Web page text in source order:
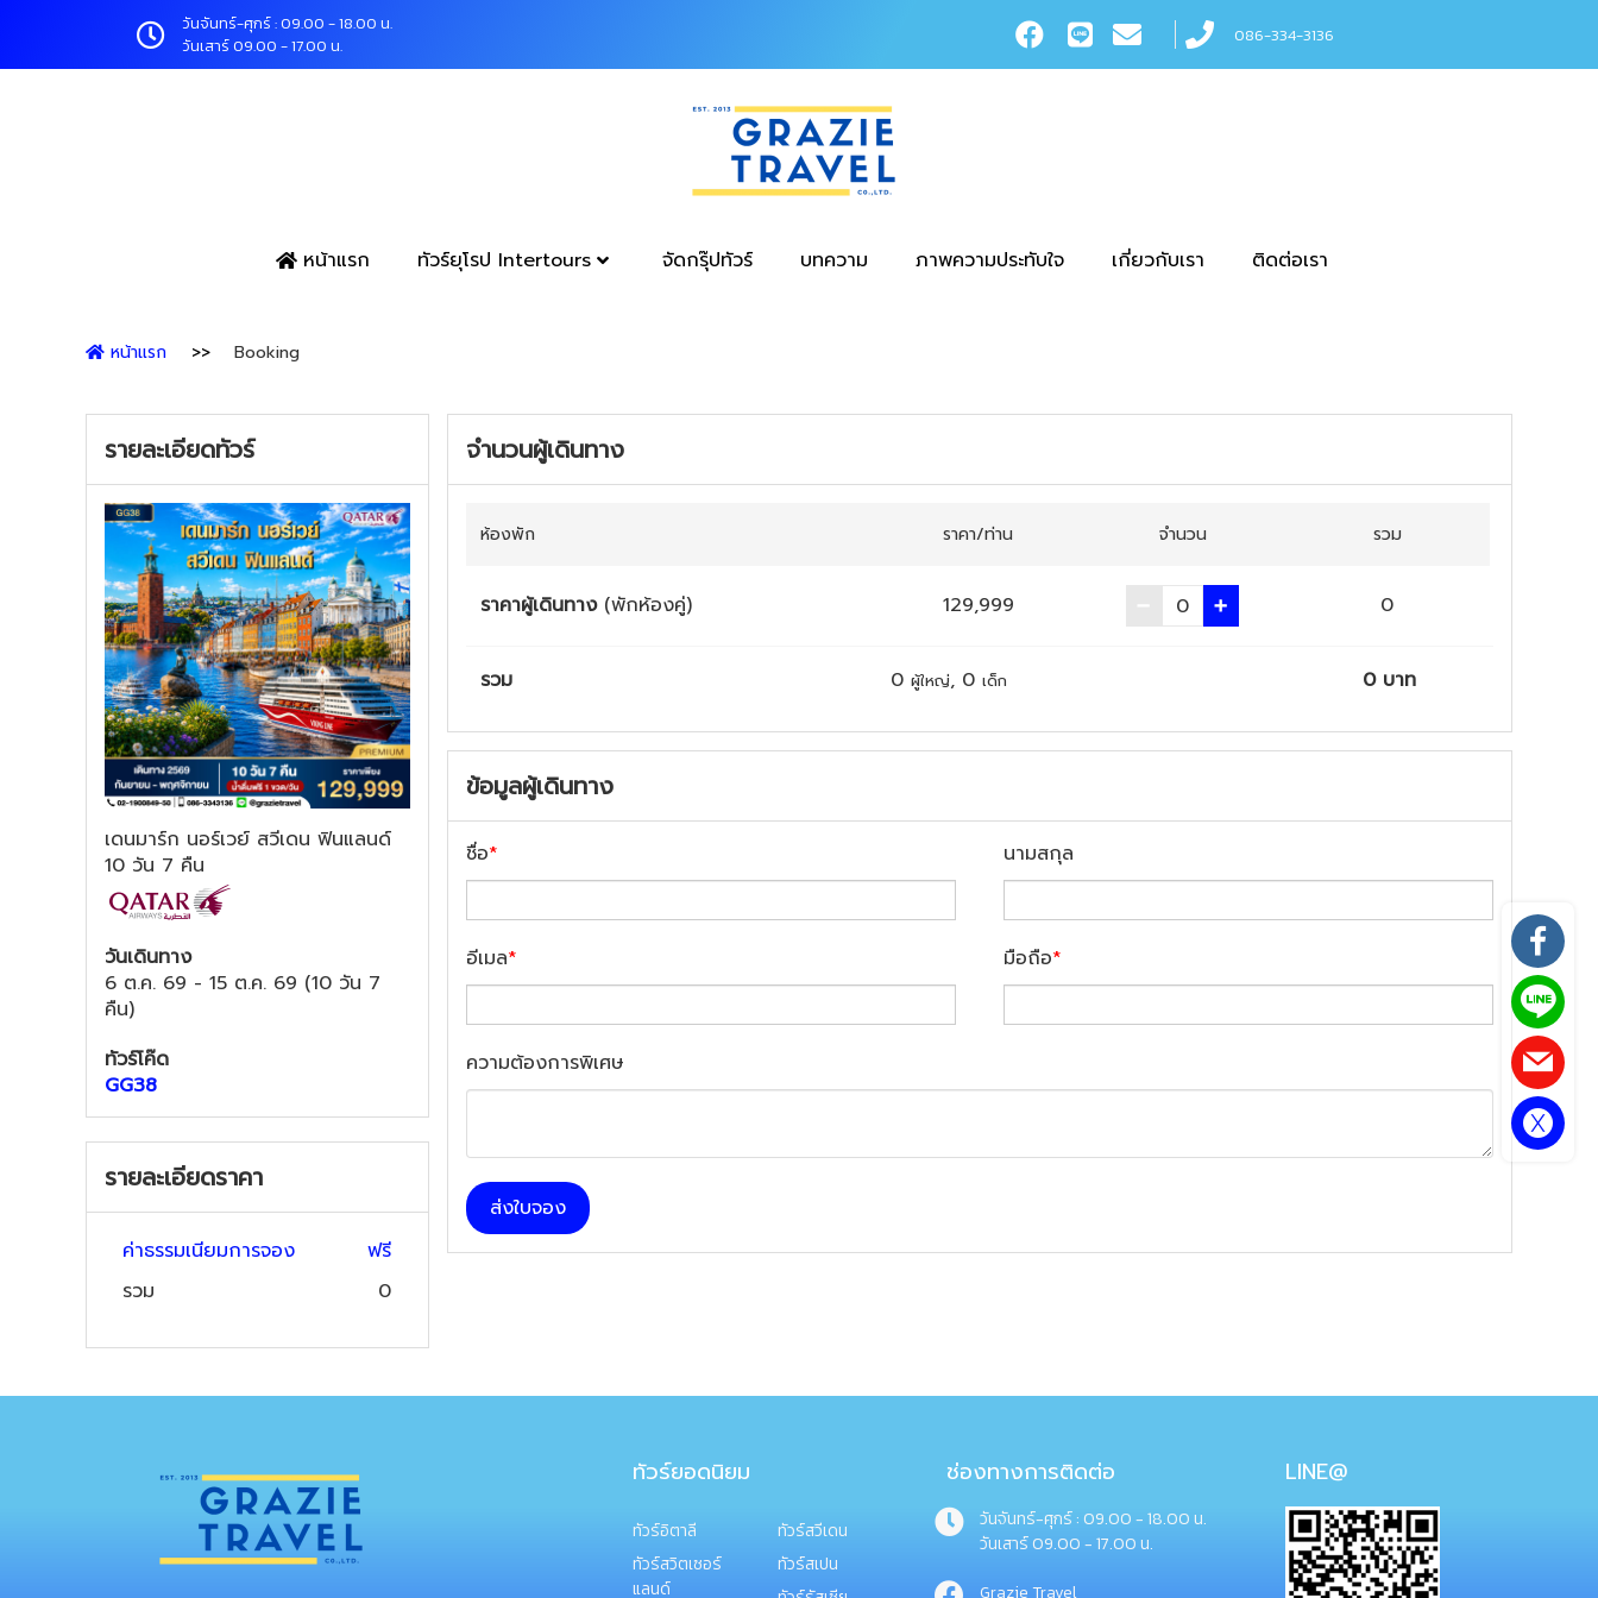
วันจันทร์-ศุกร์ : 09.00 - 18.00 น.
วันเสาร์ 09.00 - 17.00 น.
086-334-3136
หน้าแรก ทัวร์ยุโรป Intertours จัดกรุ๊ปทัวร์ บทความ ภาพความประทับใจ เกี่ยวกับเรา ติดต่อเรา
หน้าแรก Booking
รายละเอียดทัวร์
เดนมาร์ก นอร์เวย์ สวีเดน ฟินแลนด์
10 วัน 7 คืน
วันเดินทาง
6 ต.ค. 69 - 15 ต.ค. 69 (10 วัน 7
คืน)
ทัวร์โค๊ด
GG38
รายละเอียดราคา
ค่าธรรมเนียมการจอง
ฟรี
รวม
0
จำนวนผู้เดินทาง
ห้องพัก ราคา/ท่าน จำนวน รวม
ราคาผู้เดินทาง (พักห้องคู่) 129,999 0
รวม 0 ผู้ใหญ่, 0 เด็ก 0 บาท
ข้อมูลผู้เดินทาง
ชื่อ* นามสกุล
อีเมล* มือถือ*
ความต้องการพิเศษ
ส่งใบจอง
ทัวร์ยอดนิยม
ทัวร์อิตาลี
ทัวร์สวิตเซอร์
แลนด์
ทัวร์สวีเดน
ทัวร์สเปน
ช่องทางการติดต่อ
วันจันทร์-ศุกร์ : 09.00 - 18.00 น.
วันเสาร์ 09.00 - 17.00 น.
Grazie Travel
LINE@